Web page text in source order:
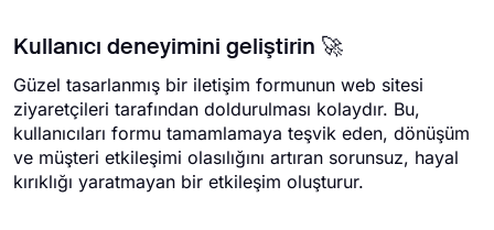
Kullanıcı deneyimini geliştirin 🚀
Güzel tasarlanmış bir iletişim formunun web sitesi
ziyaretçileri tarafından doldurulması kolaydır. Bu,
kullanıcıları formu tamamlamaya teşvik eden, dönüşüm
ve müşteri etkileşimi olasılığını artıran sorunsuz, hayal
kırıklığı yaratmayan bir etkileşim oluşturur.